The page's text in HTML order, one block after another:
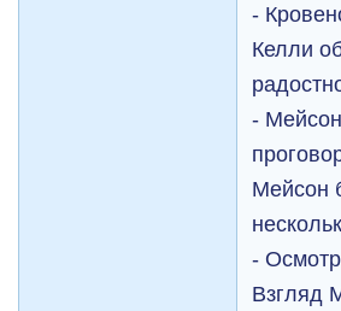
-
Келли
-
Мейсон
-
Взгляд